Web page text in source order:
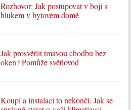
Rozhovor: Jak postupovat v boji s
hlukem v bytovém domě
Jak prosvětlit tmavou chodbu bez
oken? Pomůže světlovod
Koupí a instalací to nekončí. Jak se